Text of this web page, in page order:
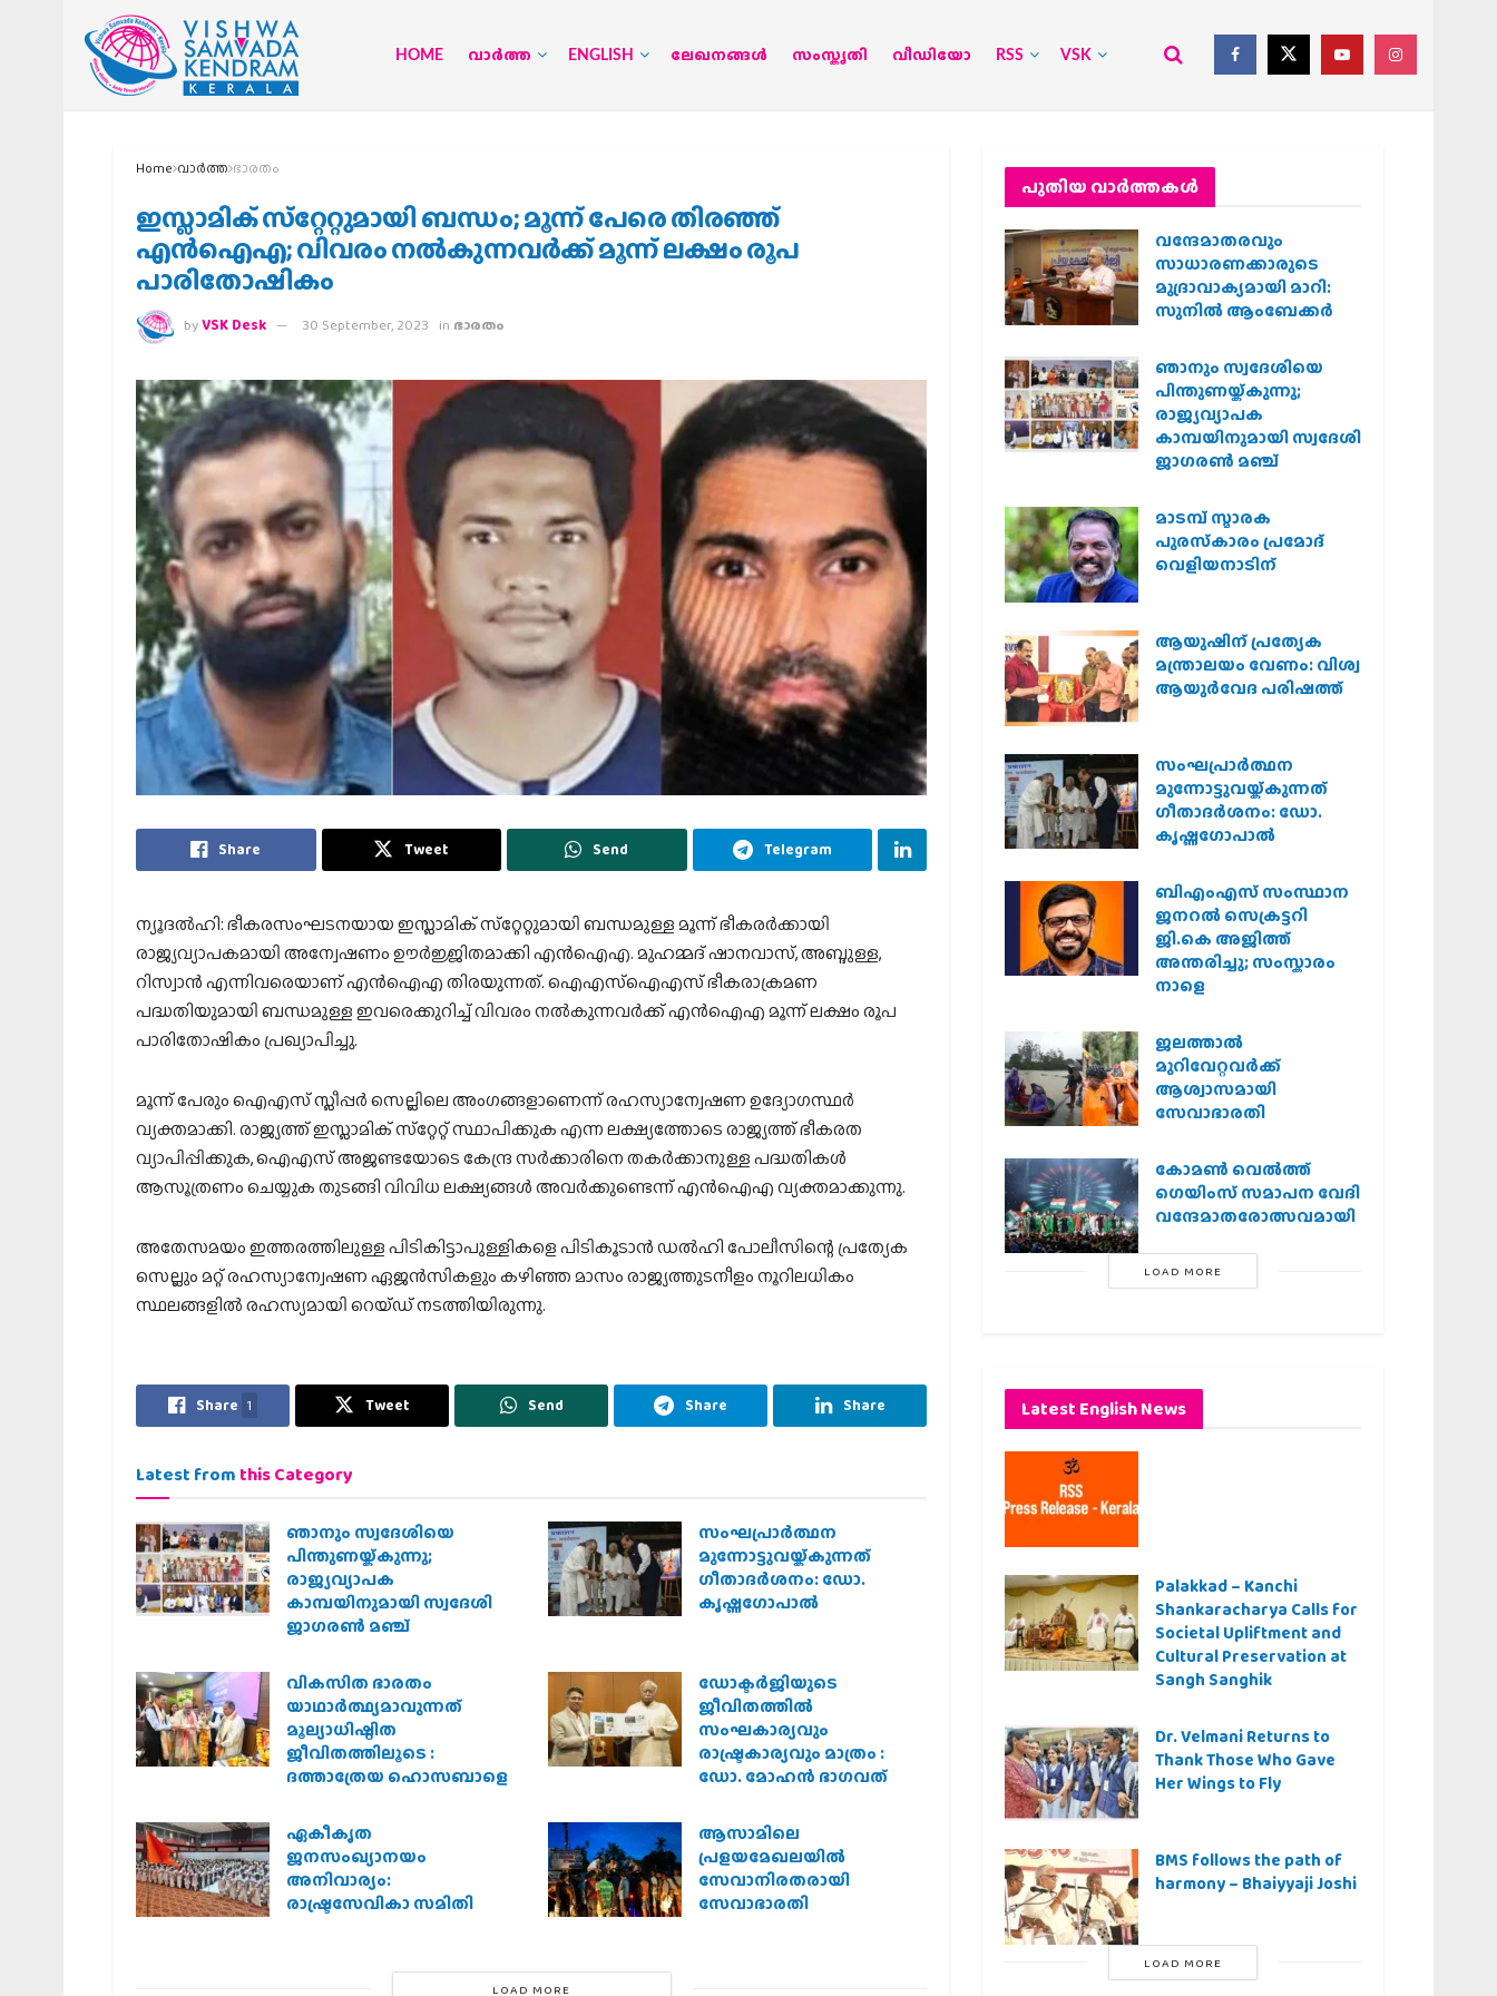
HOME വാര്‍ത്ത ENGLISH ലേഖനങ്ങള്‍ സംസ്കൃതി വീഡിയോ RSS VSK
Home വാര്‍ത്ത ഭാരതം
ഇസ്ലാമിക് സ്‌റ്റേറ്റുമായി ബന്ധം; മൂന്ന് പേരെ തിരഞ്ഞ്
എന്‍ഐഎ; വിവരം നല്‍കുന്നവര്‍ക്ക് മൂന്ന് ലക്ഷം രൂപ
പാരിതോഷികം
byVSK Desk 30 September, 2023 in ഭാരതം
Share Tweet Send Telegram
ന്യൂദല്‍ഹി: ഭീകരസംഘടനയായ ഇസ്ലാമിക് സ്‌റ്റേറ്റുമായി ബന്ധമുള്ള മൂന്ന് ഭീകരര്‍ക്കായി
രാജ്യവ്യാപകമായി അന്വേഷണം ഊര്‍ജ്ജിതമാക്കി എന്‍ഐഎ. മുഹമ്മദ് ഷാനവാസ്, അബ്ദുള്ള,
റിസ്വാന്‍ എന്നിവരെയാണ് എന്‍ഐഎ തിരയുന്നത്. ഐഎസ്‌ഐഎസ് ഭീകരാക്രമണ
പദ്ധതിയുമായി ബന്ധമുള്ള ഇവരെക്കുറിച്ച് വിവരം നല്‍കുന്നവര്‍ക്ക് എന്‍ഐഎ മൂന്ന് ലക്ഷം രൂപ
പാരിതോഷികം പ്രഖ്യാപിച്ചു.
മൂന്ന് പേരും ഐഎസ് സ്ലീപ്പര്‍ സെല്ലിലെ അംഗങ്ങളാണെന്ന് രഹസ്യാന്വേഷണ ഉദ്യോഗസ്ഥര്‍
വ്യക്തമാക്കി. രാജ്യത്ത് ഇസ്ലാമിക് സ്‌റ്റേറ്റ് സ്ഥാപിക്കുക എന്ന ലക്ഷ്യത്തോടെ രാജ്യത്ത് ഭീകരത
വ്യാപിപ്പിക്കുക, ഐഎസ് അജണ്ടയോടെ കേന്ദ്ര സര്‍ക്കാരിനെ തകര്‍ക്കാനുള്ള പദ്ധതികള്‍
ആസൂത്രണം ചെയ്യുക തുടങ്ങി വിവിധ ലക്ഷ്യങ്ങള്‍ അവര്‍ക്കുണ്ടെന്ന് എന്‍ഐഎ വ്യക്തമാക്കുന്നു.
അതേസമയം ഇത്തരത്തിലുള്ള പിടികിട്ടാപുള്ളികളെ പിടികൂടാന്‍ ഡല്‍ഹി പോലീസിന്റെ പ്രത്യേക
സെല്ലും മറ്റ് രഹസ്യാന്വേഷണ ഏജന്‍സികളും കഴിഞ്ഞ മാസം രാജ്യത്തുടനീളം നൂറിലധികം
സ്ഥലങ്ങളില്‍ രഹസ്യമായി റെയ്ഡ് നടത്തിയിരുന്നു.
Share 1 Tweet Send Share Share
Latest from this Category
ഞാനും സ്വദേശിയെ
പിന്തുണയ്ക്കുന്നു;
രാജ്യവ്യാപക
കാമ്പയിനുമായി സ്വദേശി
ജാഗരണ്‍ മഞ്ച്
സംഘപ്രാര്‍ത്ഥന
മുന്നോട്ടുവയ്ക്കുന്നത്
ഗീതാദര്‍ശനം: ഡോ.
കൃഷ്ണഗോപാല്‍
വികസിത ഭാരതം
യാഥാർത്ഥ്യമാവുന്നത്
മൂല്യാധിഷ്ഠിത
ജീവിതത്തിലൂടെ :
ദത്താത്രേയ ഹൊസബാളെ
ഡോക്ടർജിയുടെ
ജീവിതത്തിൽ
സംഘകാര്യവും
രാഷ്ട്രകാര്യവും മാത്രം :
ഡോ. മോഹൻ ഭാഗവത്
ഏകീകൃത
ജനസംഖ്യാനയം
അനിവാര്യം:
രാഷ്ട്രസേവികാ സമിതി
ആസാമിലെ
പ്രളയമേഖലയില്‍
സേവാനിരതരായി
സേവാഭാരതി
LOAD MORE
പുതിയ വാര്‍ത്തകള്‍
വന്ദേമാതരവും
സാധാരണക്കാരുടെ
മുദ്രാവാക്യമായി മാറി:
സുനിൽ ആംബേക്കർ
ഞാനും സ്വദേശിയെ
പിന്തുണയ്ക്കുന്നു;
രാജ്യവ്യാപക
കാമ്പയിനുമായി സ്വദേശി
ജാഗരണ്‍ മഞ്ച്
മാടമ്പ് സ്മാരക
പുരസ്‌കാരം പ്രമോദ്
വെളിയനാടിന്
ആയുഷിന് പ്രത്യേക
മന്ത്രാലയം വേണം: വിശ്വ
ആയുര്‍വേദ പരിഷത്ത്
സംഘപ്രാര്‍ത്ഥന
മുന്നോട്ടുവയ്ക്കുന്നത്
ഗീതാദര്‍ശനം: ഡോ.
കൃഷ്ണഗോപാല്‍
ബിഎംഎസ് സംസ്ഥാന
ജനറൽ സെക്രട്ടറി
ജി.കെ അജിത്ത്
അന്തരിച്ചു; സംസ്കാരം
നാളെ
ജലത്താല്‍
മുറിവേറ്റവര്‍ക്ക്
ആശ്വാസമായി
സേവാഭാരതി
കോമൺ വെൽത്ത്
ഗെയിംസ് സമാപന വേദി
വന്ദേമാതരോത്സവമായി
LOAD MORE
Latest English News
Palakkad – Kanchi
Shankaracharya Calls for
Societal Upliftment and
Cultural Preservation at
Sangh Sanghik
Dr. Velmani Returns to
Thank Those Who Gave
Her Wings to Fly
BMS follows the path of
harmony – Bhaiyyaji Joshi
LOAD MORE